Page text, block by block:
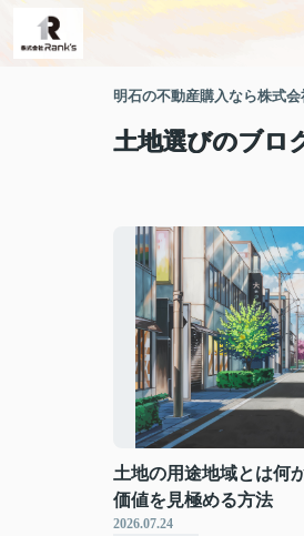
明石の不動産購入なら株式会
土地選びのブロ
土地の用途地域とは何
価値を見極める方法
2026.07.24